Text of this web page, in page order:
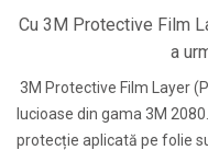
Cu 3M Protective Film
a
3M Protective Film Layer
lucioase din gama 3M
protecție aplicată pe folie